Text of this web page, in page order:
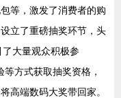
等，激发了消费者的购
立了重磅抽奖环节，头
大量观众积极参
等方式获取抽奖资格，
高端数码大奖带回家。